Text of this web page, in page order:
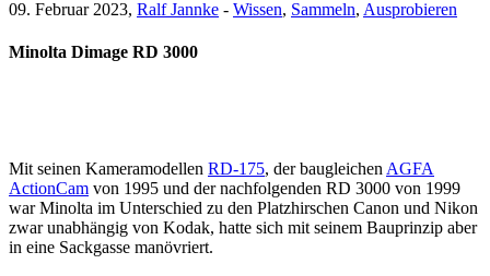
09. Februar 2023, Ralf Jannke - Wissen, Sammeln, Ausprobieren
Minolta Dimage RD 3000
Mit seinen Kameramodellen RD-175, der baugleichen AGFA
ActionCam von 1995 und der nachfolgenden RD 3000 von 1999
war Minolta im Unterschied zu den Platzhirschen Canon und Nikon
zwar unabhängig von Kodak, hatte sich mit seinem Bauprinzip aber
in eine Sackgasse manövriert.